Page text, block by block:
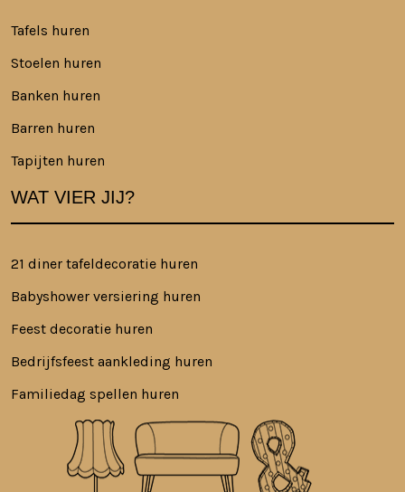
Tafels huren
Stoelen huren
Banken huren
Barren huren
Tapijten huren
WAT VIER JIJ?
21 diner tafeldecoratie huren
Babyshower versiering huren
Feest decoratie huren
Bedrijfsfeest aankleding huren
Familiedag spellen huren